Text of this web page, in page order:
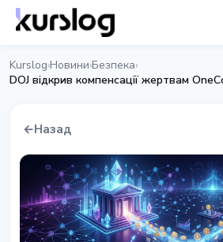
Kurslog›Новини›Безпека›
←Назад